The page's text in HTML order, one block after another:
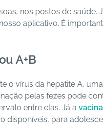
nos postos de
aplicativo. É
A+B
o vírus da hepatite A,
pelas fezes pode
entre elas. Já a
disponíveis, para